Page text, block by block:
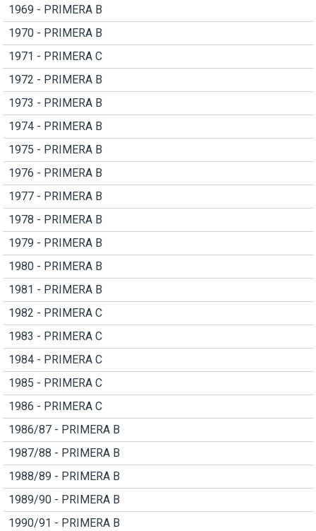
1969 - PRIMERA B
1970 - PRIMERA B
1971 - PRIMERA C
1972 - PRIMERA B
1973 - PRIMERA B
1974 - PRIMERA B
1975 - PRIMERA B
1976 - PRIMERA B
1977 - PRIMERA B
1978 - PRIMERA B
1979 - PRIMERA B
1980 - PRIMERA B
1981 - PRIMERA B
1982 - PRIMERA C
1983 - PRIMERA C
1984 - PRIMERA C
1985 - PRIMERA C
1986 - PRIMERA C
1986/87 - PRIMERA B
1987/88 - PRIMERA B
1988/89 - PRIMERA B
1989/90 - PRIMERA B
1990/91 - PRIMERA B